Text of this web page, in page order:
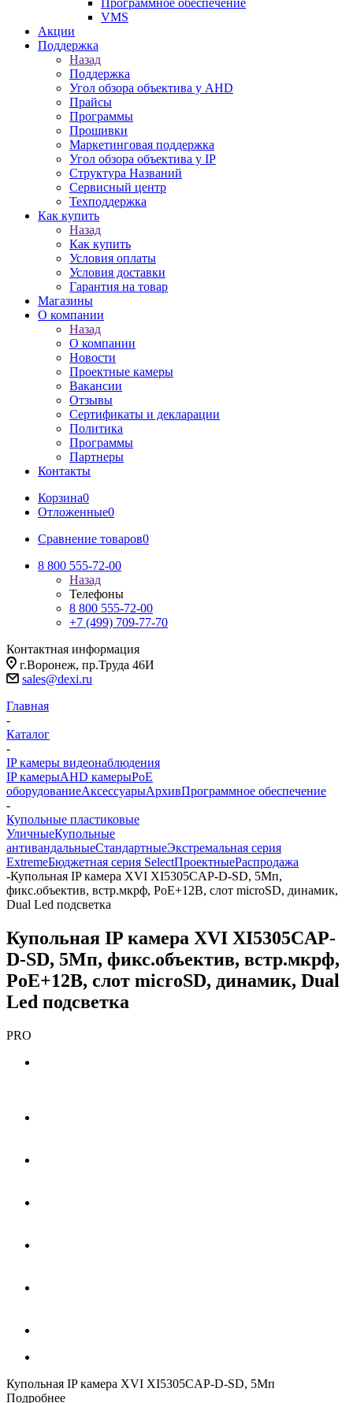
Программное обеспечение
VMS
Акции
Поддержка
Назад
Поддержка
Угол обзора объектива у AHD
Прайсы
Программы
Прошивки
Маркетинговая поддержка
Угол обзора объектива у IP
Структура Названий
Сервисный центр
Техподдержка
Как купить
Назад
Как купить
Условия оплаты
Условия доставки
Гарантия на товар
Магазины
О компании
Назад
О компании
Новости
Проектные камеры
Вакансии
Отзывы
Сертификаты и декларации
Политика
Программы
Партнеры
Контакты
Корзина0
Отложенные0
Сравнение товаров0
8 800 555-72-00
Назад
Телефоны
8 800 555-72-00
+7 (499) 709-77-70
Контактная информация
г.Воронеж, пр.Труда 46И
sales@dexi.ru
Главная
-
Каталог
-
IP камеры видеонаблюдения
IP камерыAHD камерыPoE
оборудованиеАксессуарыАрхивПрограммное обеспечение
-
Купольные пластиковые
УличныеКупольные
антивандальныеСтандартныеЭкстремальная серия
ExtremeБюджетная серия SelectПроектныеРаспродажа
-Купольная IP камера XVI XI5305CAP-D-SD, 5Мп,
фикс.объектив, встр.мкрф, PoE+12В, слот microSD, динамик,
Dual Led подсветка
Купольная IP камера XVI XI5305CAP-
D-SD, 5Мп, фикс.объектив, встр.мкрф,
PoE+12В, слот microSD, динамик, Dual
Led подсветка
PRO
Купольная IP камера XVI XI5305CAP-D-SD, 5Мп
Подробнее